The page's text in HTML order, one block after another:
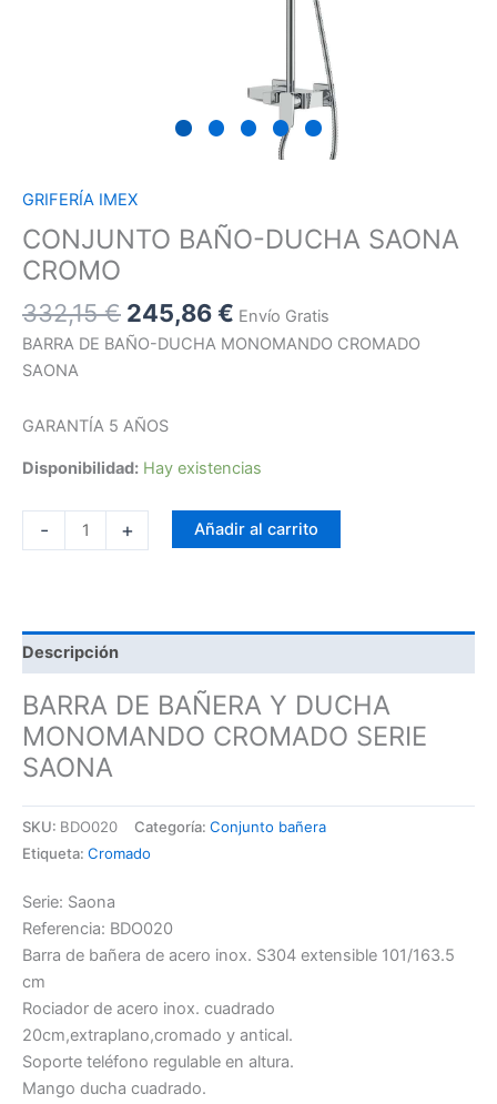
GRIFERÍA IMEX
CONJUNTO BAÑO-DUCHA SAONA
CROMO
332,15€ 245,86€ Envío Gratis
BARRA DE BAÑO-DUCHA MONOMANDO CROMADO
SAONA
GARANTÍA 5 AÑOS
Disponibilidad: Hay existencias
- + Añadir al carrito
Descripción
BARRA DE BAÑERA Y DUCHA
MONOMANDO CROMADO SERIE
SAONA
SKU: BDO020 Categoría: Conjunto bañera
Etiqueta: Cromado
Serie: Saona
Referencia: BDO020
Barra de bañera de acero inox. S304 extensible 101/163.5
cm
Rociador de acero inox. cuadrado
20cm,extraplano,cromado y antical.
Soporte teléfono regulable en altura.
Mango ducha cuadrado.